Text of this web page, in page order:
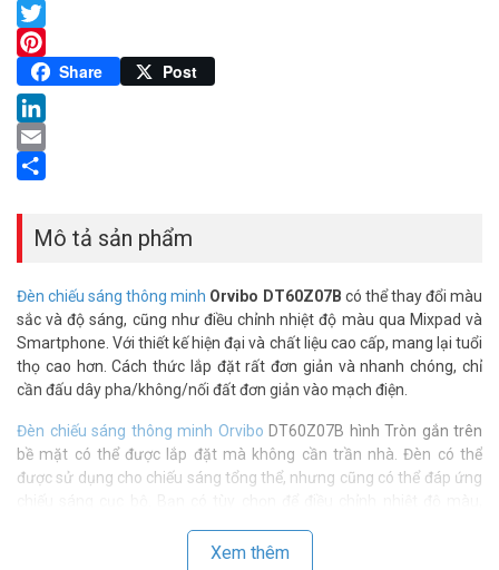
Facebook
Twitter
Pinterest
Share Post
LinkedIn
Email
Mô tả sản phẩm
Đèn chiếu sáng thông minh Orvibo DT60Z07B có thể thay đổi màu
sắc và độ sáng, cũng như điều chỉnh nhiệt độ màu qua Mixpad và
Smartphone. Với thiết kế hiện đại và chất liệu cao cấp, mang lại tuổi
thọ cao hơn. Cách thức lắp đặt rất đơn giản và nhanh chóng, chỉ
cần đấu dây pha/không/nối đất đơn giản vào mạch điện.
Đèn chiếu sáng thông minh Orvibo DT60Z07B hình Tròn gắn trên
bề mặt có thể được lắp đặt mà không cần trần nhà. Đèn có thể
được sử dụng cho chiếu sáng tổng thể, nhưng cũng có thể đáp ứng
được kết nối cùng với các thiết bị thông minh ORVIBO khác trong
Xem thêm